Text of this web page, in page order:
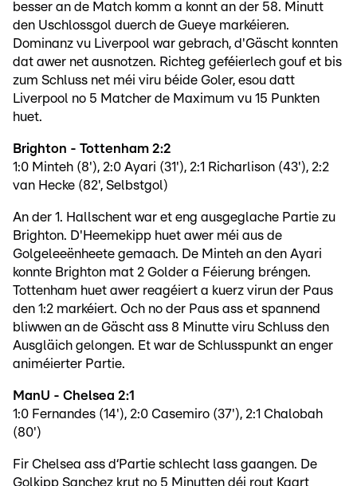
besser an de Match komm a konnt an der 58. Minutt
den Uschlossgol duerch de Gueye markéieren.
Dominanz vu Liverpool war gebrach, d'Gäscht konnten
dat awer net ausnotzen. Richteg geféierlech gouf et bis
zum Schluss net méi viru béide Goler, esou datt
Liverpool no 5 Matcher de Maximum vu 15 Punkten
huet.
Brighton - Tottenham 2:2
1:0 Minteh (8'), 2:0 Ayari (31'), 2:1 Richarlison (43'), 2:2
van Hecke (82', Selbstgol)
An der 1. Hallschent war et eng ausgeglache Partie zu
Brighton. D'Heemekipp huet awer méi aus de
Golgeleeënheete gemaach. De Minteh an den Ayari
konnte Brighton mat 2 Golder a Féierung bréngen.
Tottenham huet awer reagéiert a kuerz virun der Paus
den 1:2 markéiert. Och no der Paus ass et spannend
bliwwen an de Gäscht ass 8 Minutte viru Schluss den
Ausgläich gelongen. Et war de Schlusspunkt an enger
animéierter Partie.
ManU - Chelsea 2:1
1:0 Fernandes (14'), 2:0 Casemiro (37'), 2:1 Chalobah
(80')
Fir Chelsea ass d‘Partie schlecht lass gaangen. De
Golkipp Sanchez krut no 5 Minutten déi rout Kaart